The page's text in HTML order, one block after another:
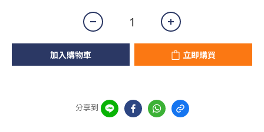
加入購物車 立即購買
分享到